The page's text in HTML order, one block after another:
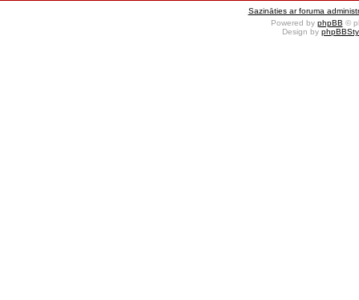
Sazināties ar foruma
Powered by phpBB ©
Design by